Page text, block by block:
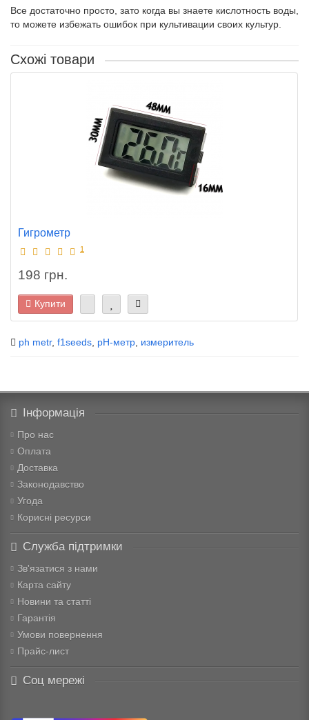
Все достаточно просто, зато когда вы знаете кислотность воды,
то можете избежать ошибок при культивации своих культур.
Схожі товари
Гигрометр
1
198 грн.
Купити
ph metr, f1seeds рН-метр измеритель
Інформація
Про нас
Оплата
Доставка
Законодавство
Угода
Корисні ресурси
Служба підтримки
Зв'язатися з нами
Карта сайту
Новини та статті
Гарантія
Умови повернення
Прайс-лист
Соц мережі